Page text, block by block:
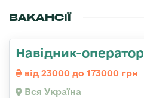
ВАКАНСІЇ
Навідник-оператор
від 23000 до 173000 грн
Вся Україна